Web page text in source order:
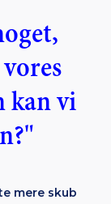
kan vi
mere skub